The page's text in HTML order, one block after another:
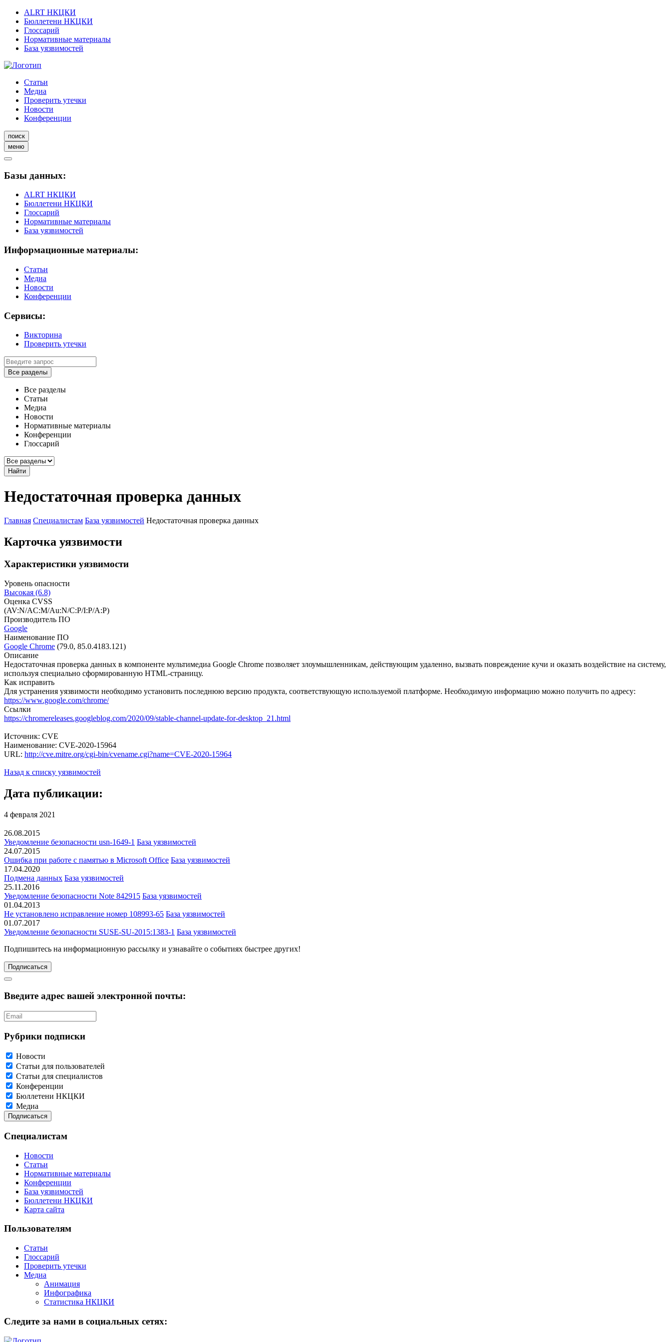
ALRT НКЦКИ
Бюллетени НКЦКИ
Глоссарий
Нормативные материалы
База уязвимостей
Статьи
Медиа
Проверить утечки
Новости
Конференции
поиск
меню
Базы данных:
ALRT НКЦКИ
Бюллетени НКЦКИ
Глоссарий
Нормативные материалы
База уязвимостей
Информационные материалы:
Статьи
Медиа
Новости
Конференции
Сервисы:
Викторина
Проверить утечки
Все разделы
Все разделы
Статьи
Медиа
Новости
Нормативные материалы
Конференции
Глоссарий
Найти
Недостаточная проверка данных
Главная Специалистам База уязвимостей Недостаточная проверка данных
Карточка уязвимости
Характеристики уязвимости
Уровень опасности
Высокая (6.8)
Оценка CVSS
(AV:N/AC:M/Au:N/C:P/I:P/A:P)
Производитель ПО
Google
Наименование ПО
Google Chrome (79.0, 85.0.4183.121)
Описание
Недостаточная проверка данных в компоненте мультимедиа Google Chrome позволяет злоумышленникам, действующим удаленно, вызвать повреждение кучи и оказать воздействие на систему,
используя специально сформированную HTML-страницу.
Как исправить
Для устранения уязвимости необходимо установить последнюю версию продукта, соответствующую используемой платформе. Необходимую информацию можно получить по адресу:
https://www.google.com/chrome/
Ссылки
https://chromereleases.googleblog.com/2020/09/stable-channel-update-for-desktop_21.html
Источник: CVE
Наименование: CVE-2020-15964
URL: http://cve.mitre.org/cgi-bin/cvename.cgi?name=CVE-2020-15964
Назад к списку уязвимостей
Дата публикации:
4 февраля 2021
26.08.2015
Уведомление безопасности usn-1649-1 База уязвимостей
24.07.2015
Ошибка при работе с памятью в Microsoft Office База уязвимостей
17.04.2020
Подмена данных База уязвимостей
25.11.2016
Уведомление безопасности Note 842915 База уязвимостей
01.04.2013
Не установлено исправление номер 108993-65 База уязвимостей
01.07.2017
Уведомление безопасности SUSE-SU-2015:1383-1 База уязвимостей
Подпишитесь на информационную рассылку и узнавайте о событиях быстрее других!
Подписаться
Введите адрес вашей электронной почты:
Рубрики подписки
Новости
Статьи для пользователей
Статьи для специалистов
Конференции
Бюллетени НКЦКИ
Медиа
Специалистам
Новости
Статьи
Нормативные материалы
Конференции
База уязвимостей
Бюллетени НКЦКИ
Карта сайта
Пользователям
Статьи
Глоссарий
Проверить утечки
Медиа
Анимация
Инфографика
Статистика НКЦКИ
Следите за нами в социальных сетях: